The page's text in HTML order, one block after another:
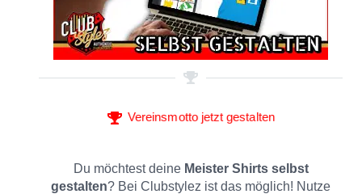
Vereinsmotto jetzt gestalten
Du möchtest deine Meister Shirts selbst
gestalten? Bei Clubstylez ist das möglich! Nutze